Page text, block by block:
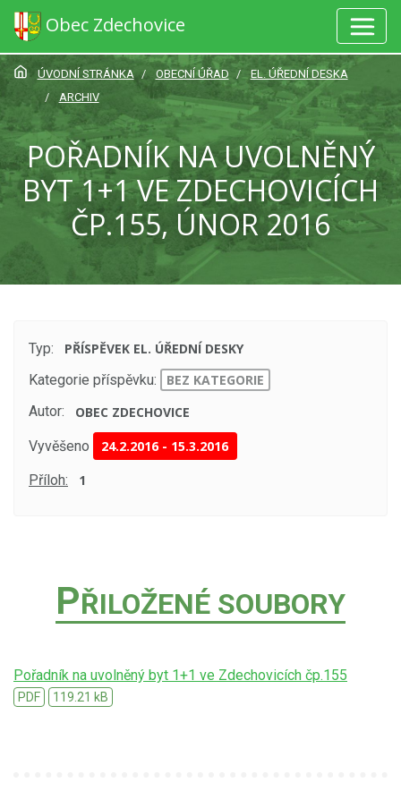
Obec Zdechovice
ÚVODNÍ STRÁNKA OBECNÍ ÚŘAD
EL. ÚŘEDNÍ DESKA
ARCHIV
POŘADNÍK NA UVOLNĚNÝ
BYT 1+1 VE ZDECHOVICÍCH
ČP.155, ÚNOR 2016
Typ:
PŘÍSPĚVEK EL. ÚŘEDNÍ DESKY
Kategorie příspěvku:
BEZ KATEGORIE
Autor:
OBEC ZDECHOVICE
Vyvěšeno 24.2.2016- 15.3.2016
Příloh: 1
PŘILOŽENÉ SOUBORY
Pořadník na uvolněný byt 1+1 ve Zdechovicích čp.155
PDF 119.21 kB